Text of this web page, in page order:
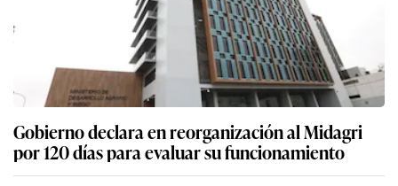
Gobierno declara en reorganización al Midagri
por 120 días para evaluar su funcionamiento